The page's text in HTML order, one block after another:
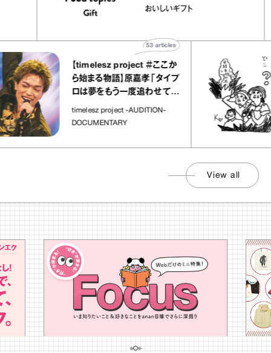
｜真野知子の「おいしい
おいしいギフト
【timelesz project ＃ここか
ら始まる物語】原嘉孝「タイプ
ロは夢をもう一度追わせてく
れた場所」
timelesz project -AUDITION-
DOCUMENTARY
View all